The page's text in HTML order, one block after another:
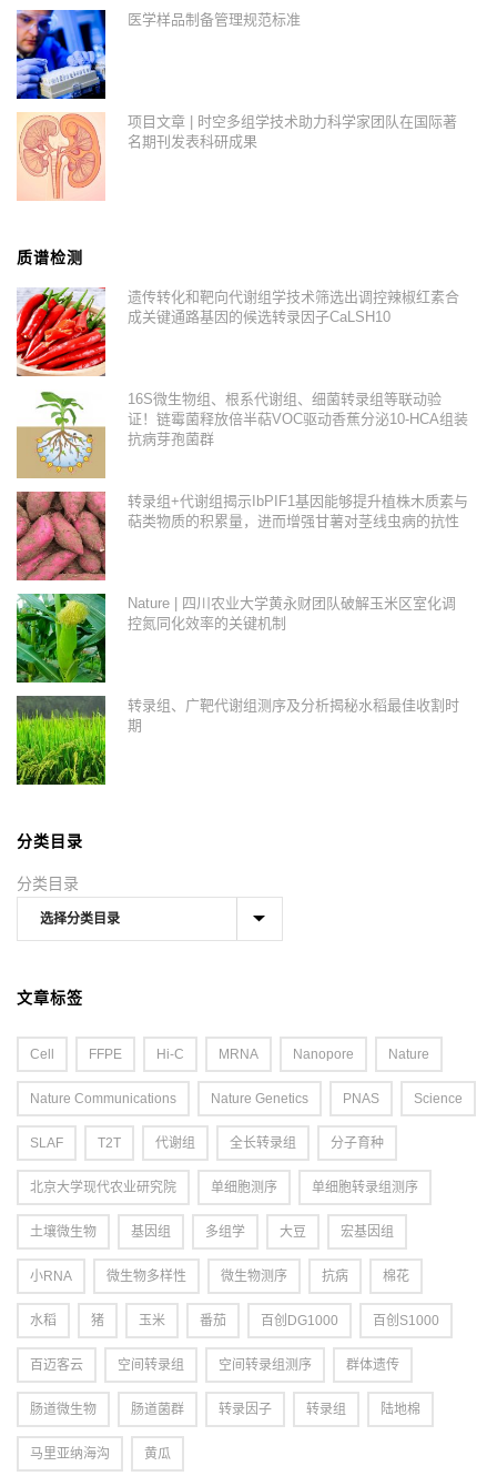
医学样品制备管理规范标准
项目文章 | 时空多组学技术助力科学家团队在国际著
名期刊发表科研成果
质谱检测
遗传转化和靶向代谢组学技术筛选出调控辣椒红素合
成关键通路基因的候选转录因子CaLSH10
16S微生物组、根系代谢组、细菌转录组等联动验
证！链霉菌释放倍半萜VOC驱动香蕉分泌10-HCA组装
抗病芽孢菌群
转录组+代谢组揭示IbPIF1基因能够提升植株木质素与
萜类物质的积累量，进而增强甘薯对茎线虫病的抗性
Nature | 四川农业大学黄永财团队破解玉米区室化调
控氮同化效率的关键机制
转录组、广靶代谢组测序及分析揭秘水稻最佳收割时
期
分类目录
分类目录
文章标签
Cell FFPE Hi-C MRNA Nanopore Nature
Nature Communications Nature Genetics PNAS Science
SLAF T2T 代谢组 全长转录组 分子育种
北京大学现代农业研究院 单细胞测序 单细胞转录组测序
土壤微生物 基因组 多组学 大豆 宏基因组
小RNA 微生物多样性 微生物测序 抗病 棉花
水稻 猪 玉米 番茄 百创DG1000 百创S1000
百迈客云 空间转录组 空间转录组测序 群体遗传
肠道微生物 肠道菌群 转录因子 转录组 陆地棉
马里亚纳海沟 黄瓜